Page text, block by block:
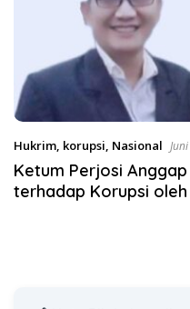
Hukrim, korupsi, Nasional
Ketum Perjosi
terhadap Korupsi